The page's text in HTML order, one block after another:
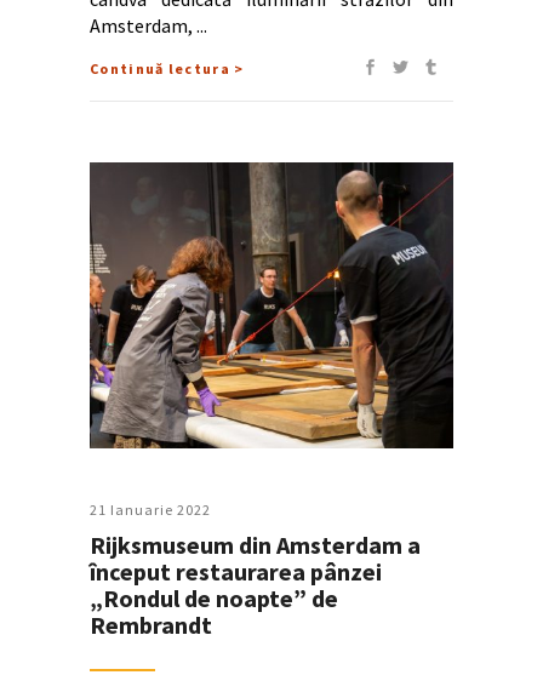
Amsterdam,
Continuă lectura >
21 Ianuarie 2022
Rijksmuseum din Amsterdam a
început restaurarea pânzei
„Rondul de noapte” de
Rembrandt